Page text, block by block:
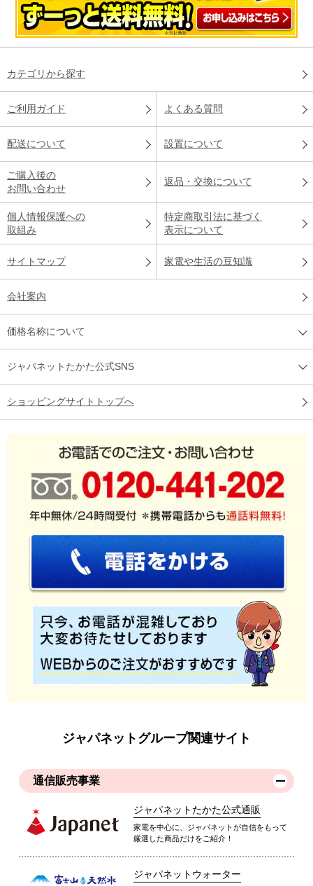
カテゴリから探す
ご利用ガイド よくある質問
配送について 設置について
ご購入後の
お問い合わせ
返品・交換について
個人情報保護への
取組み
特定商取引法に基づく
表示について
サイトマップ 家電や生活の豆知識
会社案内
価格名称について
ジャパネットたかた公式SNS
ショッピングサイトトップへ
ジャパネットグループ関連サイト
通信販売事業
ジャパネットたかた公式通販
家電を中心に、ジャパネットが自信をもって
厳選した商品だけをご紹介！
ジャパネットウォーター